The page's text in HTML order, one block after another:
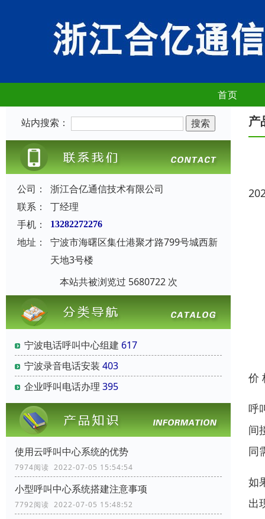
首页
站内搜索：
公司：
浙江合亿通信技术有限公司
联系：
丁经理
手机：
13282272276
地址：
宁波市海曙区集仕港聚才路799号城西新
天地3号楼
本站共被浏览过 5680722 次
宁波电话呼叫中心组建 617
宁波录音电话安装 403
企业呼叫电话办理 395
使用云呼叫中心系统的优势
7974阅读 2022-07-05 15:54:54
小型呼叫中心系统搭建注意事项
7792阅读 2022-07-05 15:48:52
产
价
呼
间
同
如
出